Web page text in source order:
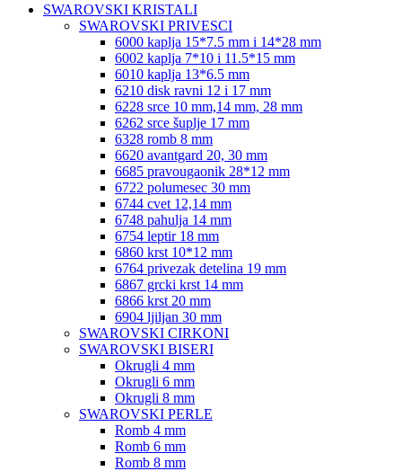
SWAROVSKI KRISTALI
SWAROVSKI PRIVESCI
6000 kaplja 15*7.5 mm i 14*28 mm
6002 kaplja 7*10 i 11.5*15 mm
6010 kaplja 13*6.5 mm
6210 disk ravni 12 i 17 mm
6228 srce 10 mm,14 mm, 28 mm
6262 srce šuplje 17 mm
6328 romb 8 mm
6620 avantgard 20, 30 mm
6685 pravougaonik 28*12 mm
6722 polumesec 30 mm
6744 cvet 12,14 mm
6748 pahulja 14 mm
6754 leptir 18 mm
6860 krst 10*12 mm
6764 privezak detelina 19 mm
6867 grcki krst 14 mm
6866 krst 20 mm
6904 ljiljan 30 mm
SWAROVSKI CIRKONI
SWAROVSKI BISERI
Okrugli 4 mm
Okrugli 6 mm
Okrugli 8 mm
SWAROVSKI PERLE
Romb 4 mm
Romb 6 mm
Romb 8 mm